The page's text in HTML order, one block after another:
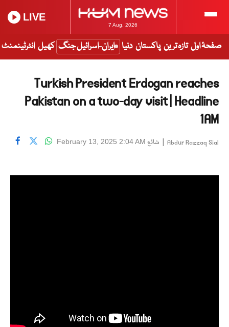
7 Aug, 2026
LIVE
صفحۂ اول تازہ ترین پاکستان دنیا ایران-اسرائیل جنگ کھیل انٹرٹینمنٹ
Turkish President Erdogan reaches
Pakistan on a two-day visit | Headline
1AM
Abdur Razzaq Sial
| شائع February 13, 2025 2:04 AM